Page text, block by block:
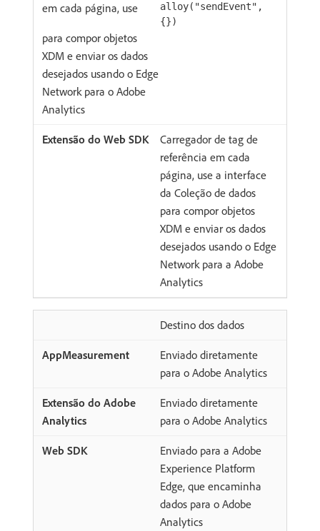
em cada página, use
alloy("sendEvent",
{})
para compor objetos
XDM e enviar os dados
desejados usando o Edge
Network para o Adobe
Analytics
Carregador de tag de
referência em cada
página, use a interface
da Coleção de dados
para compor objetos
XDM e enviar os dados
desejados usando o Edge
Network para a Adobe
Analytics
Destino dos dados
Enviado diretamente
para o Adobe Analytics
Enviado diretamente
para o Adobe Analytics
Enviado para a Adobe
Experience Platform
Edge, que encaminha
dados para o Adobe
Analytics